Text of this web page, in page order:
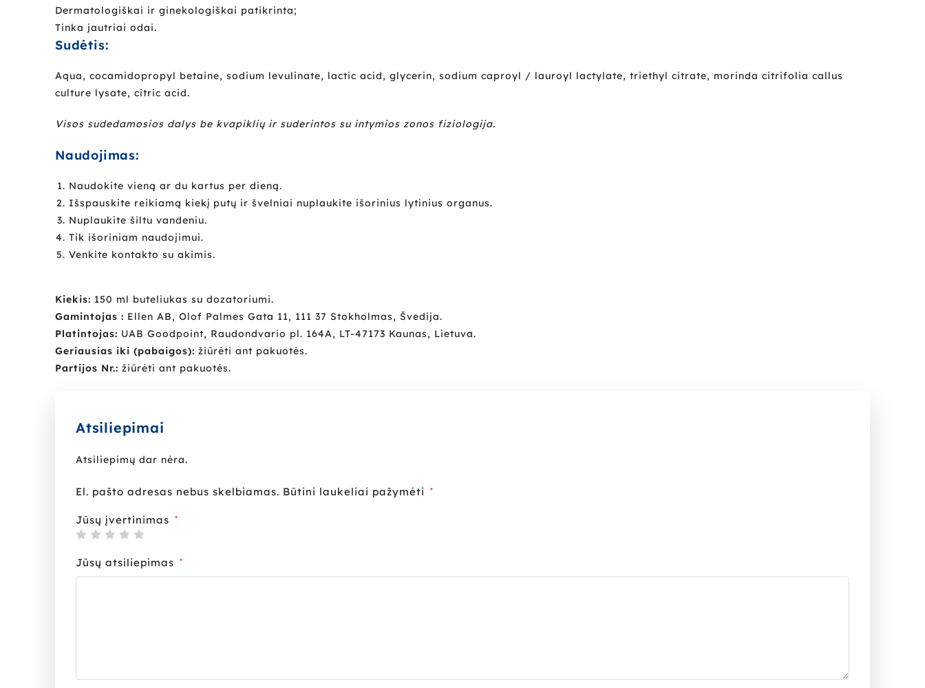
Dermatologiškai ir ginekologiškai patikrinta;
Tinka jautriai odai.
Sudėtis:
Aqua, cocamidopropyl betaine, sodium levulinate, lactic acid, glycerin, sodium caproyl / lauroyl lactylate, triethyl citrate, morinda citrifolia callus
culture lysate, citric acid.
Visos sudedamosios dalys be kvapiklių ir suderintos su intymios zonos fiziologija.
Naudojimas:
Naudokite vieną ar du kartus per dieną.
Išspauskite reikiamą kiekį putų ir švelniai nuplaukite išorinius lytinius organus.
Nuplaukite šiltu vandeniu.
Tik išoriniam naudojimui.
Venkite kontakto su akimis.
Kiekis: 150 ml buteliukas su dozatoriumi.
Gamintojas : Ellen AB, Olof Palmes Gata 11, 111 37 Stokholmas, Švedija.
Platintojas: UAB Goodpoint, Raudondvario pl. 164A, LT-47173 Kaunas, Lietuva.
Geriausias iki (pabaigos): žiūrėti ant pakuotės.
Partijos Nr.: žiūrėti ant pakuotės.
Atsiliepimai
Atsiliepimų dar nėra.
El. pašto adresas nebus skelbiamas. Būtini laukeliai pažymėti *
Jūsų įvertinimas *
Jūsų atsiliepimas *